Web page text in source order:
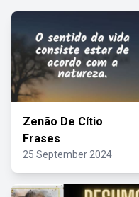
Zenão De Cítio
Frases
25 September 2024